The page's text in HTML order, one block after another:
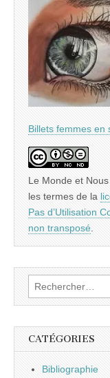
Billets femmes en
Le Monde et Nous
les termes de la
Pas d’Utilisation
non transposé
Rechercher :
CATÉGORIES
Bibliographie